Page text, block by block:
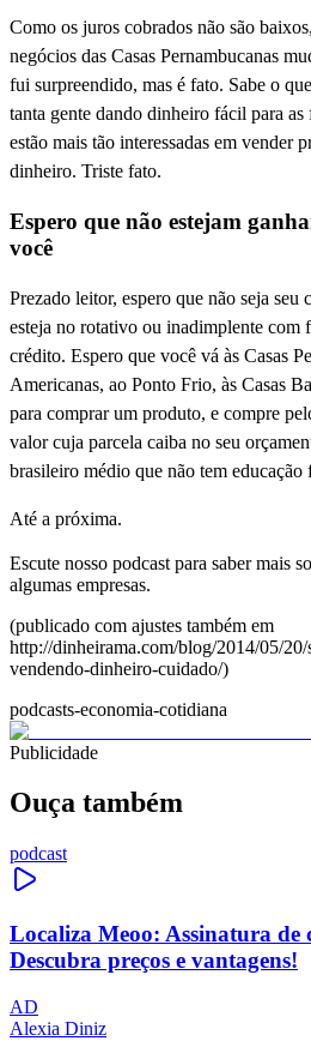
Como os juros cobrados não são
negócios das Casas Pernambucanas
fui surpreendido, mas é fato. Sabe o
tanta gente dando dinheiro fácil para as
estão mais tão interessadas em vender
dinheiro. Triste fato.
Espero que não estejam
você
Prezado leitor, espero que não seja seu
esteja no rotativo ou inadimplente com
crédito. Espero que você vá às Casas
Americanas, ao Ponto Frio, às Casas
para comprar um produto, e compre
valor cuja parcela caiba no seu
brasileiro médio que não tem educação
Até a próxima.
Escute nosso podcast para saber mais
algumas empresas.
(publicado com ajustes também em
http://dinheirama.com/blog/2014/05/
vendendo-dinheiro-cuidado/)
podcasts-economia-cotidiana
Publicidade
Ouça também
podcast
Localiza Meoo: Assinatura de
Descubra preços e vantagens!
AD
Alexia Diniz